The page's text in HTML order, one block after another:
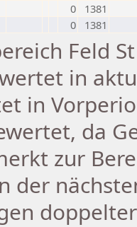
0
1381
0 1381
Feld
in
in
da
zur
der